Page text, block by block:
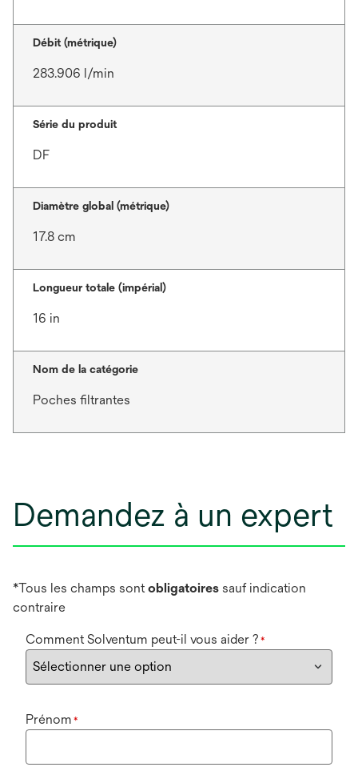
Débit (métrique)
283.906 l/min
Série du produit
DF
Diamètre global (métrique)
17.8 cm
Longueur totale (impérial)
16 in
Nom de la catégorie
Poches filtrantes
Demandez à un expert
*Tous les champs sont obligatoires sauf indication
contraire
Comment Solventum peut-il vous aider ? *
Prénom *